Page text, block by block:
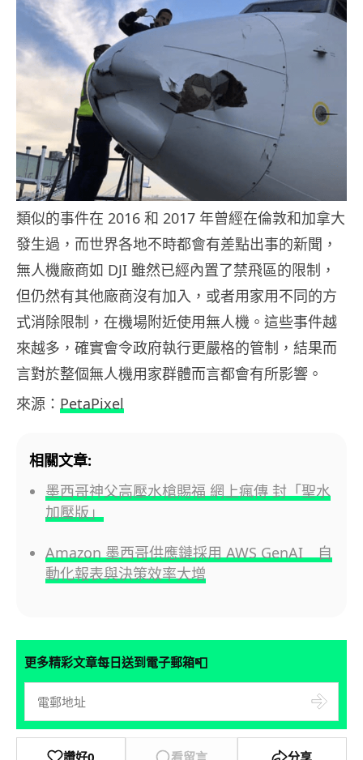
類似的事件在 2016 和 2017 年曾經在倫敦和加拿大
發生過，而世界各地不時都會有差點出事的新聞，
無人機廠商如 DJI 雖然已經內置了禁飛區的限制，
但仍然有其他廠商沒有加入，或者用家用不同的方
式消除限制，在機場附近使用無人機。這些事件越
來越多，確實會令政府執行更嚴格的管制，結果而
言對於整個無人機用家群體而言都會有所影響。
來源： PetaPixel
相關文章:
墨西哥神父高壓水槍賜福 網上瘋傳 封「聖水
加壓版」
Amazon 墨西哥供應鏈採用 AWS GenAI 自
動化報表與決策效率大增
更多精彩文章每日送到電子郵箱📮
讚好0 看留言 分享